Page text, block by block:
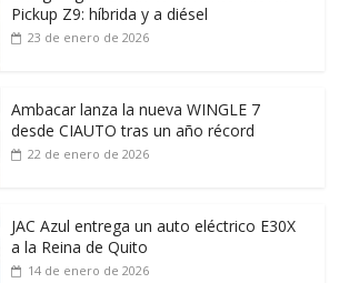
Pickup Z9: híbrida y a diésel
23 de enero de 2026
Ambacar lanza la nueva WINGLE 7
desde CIAUTO tras un año récord
22 de enero de 2026
JAC Azul entrega un auto eléctrico E30X
a la Reina de Quito
14 de enero de 2026